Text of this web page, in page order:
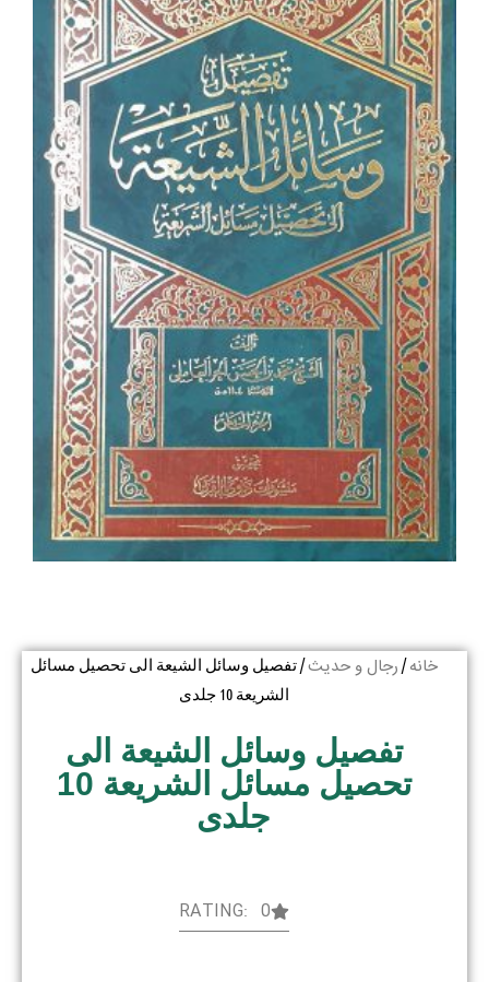
خانه/ رجال و حدیث/ تفصیل وسائل الشیعة الی تحصیل مسائل
الشریعة 10 جلدی
تفصیل وسائل الشیعة الی
تحصیل مسائل الشریعة 10
جلدی
RATING: 0